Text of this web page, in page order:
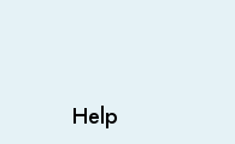
Help